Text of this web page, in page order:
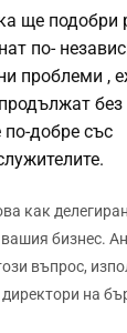
ще подобри
по-
проблеми ,
без
добре със
как
бизнес.
въпрос,
на